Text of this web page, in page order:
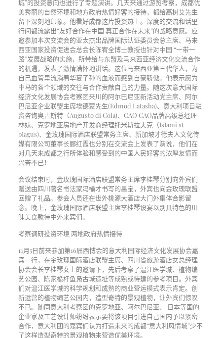
城”的投资意向也进行了专题演讲。几天来通过游览考察，成都优
美秀丽的自然环境和地方政府热情好客的接待，都给高树艾先生
留下深刻地印象。他看好成都这片投资热土。深度的交流和话里
行间都流露出“友好合作在中国 真正合作在未来”的战略意愿。应
邀参加本次交流会的亚太杰出品牌国际认证委员会总主席、马来
西亚国家投资促进会总会长陈宥全博士教授也针对中国 “一带一
路”发展战略的实施，所带给与东盟及马来西亚经济文化交流合作
的机遇，发表了激情满怀地讲话。这位马来西亚第三代华人，为
自己血管里流淌着华夏子孙的血液而感到自豪骄傲。他表示愿为
中马的各个领域的交往与合作贡献自己的力量。随这次意大国际
经济文化发展协会考察团来川的阿尔巴尼亚新活动党主席、阿尔
巴尼亚企业联盟主席埃德蒙先生(Edmod Latasha)、意大利项目融
资咨询奥古斯特（Augusto di Cola)、CAO CAO品牌高级总经理
林妹、克罗地亚房地产开发商经理托米斯拉夫克（IsIami st
bIagus)、金玫瑰国际酒店联盟常务主席、新加坡才德夫人文化传
媒有限公司董事长郦红霞也分别在交流会上发表了演说，他们在
对几天来成都之行所体验和感受到的中国人民好客的浓厚友情而
兴奋不已！
会议结束时，金玫瑰国际酒店联盟常务主席李桂琴分别向外宾们
赠送由四川著名书法家冯榆才书写的墨宝，外宾也向金玫瑰联盟
回赠了礼品。参会人员还在世外桃源大酒店大门外集体合影留
念。晚上，金玫瑰国际酒店联盟主席李桂琴设宴以别具特色的川
味美食款待中外来宾们。
考察调研投资环境 两地政府热情接待
11月5日前来参加第16届西博会的意大利国际经济文化发展协会嘉
宾一行，在金玫瑰国际酒店联盟主席、四川省旅游酒店女总经理
协会会长李桂琴女士的邀请下，先后考察了温江医学城、植物编
艺公园、陈家桅杆鱼凫古城遗址等成熟或待建的参考项目。外宾
们对温江医学城的科学规划和成熟的商业营运模式表示肯定。创
新运营的植物编艺公园内，造型奇特的景观植物，让外宾们惊叹
不已。随同意大利考察团的克罗地亚、阿尔巴尼亚、 日本等国的
企业家及工艺设计师纷纷表示要将该项目引进自己国内予以紧密
合作，意大利团的嘉宾们认为打造未来的成都“意大利风情城”少不
了这样造型奇特的景观植物来营造优美环境。